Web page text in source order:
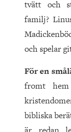
tvätt och
familj?
och spelar
För en
fromt
bibliska